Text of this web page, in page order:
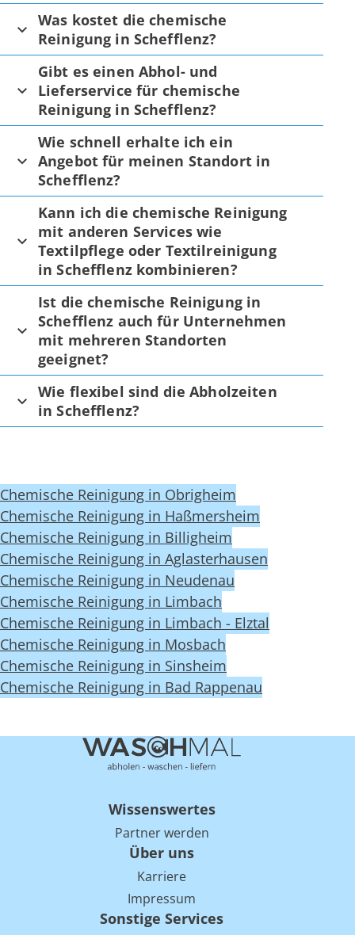
Was kostet die chemische
Reinigung in Schefflenz?
Gibt es einen Abhol- und
Lieferservice für chemische
Reinigung in Schefflenz?
Wie schnell erhalte ich ein
Angebot für meinen Standort in
Schefflenz?
Kann ich die chemische Reinigung
mit anderen Services wie
Textilpflege oder Textilreinigung
in Schefflenz kombinieren?
Ist die chemische Reinigung in
Schefflenz auch für Unternehmen
mit mehreren Standorten
geeignet?
Wie flexibel sind die Abholzeiten
in Schefflenz?
Chemische Reinigung in Obrigheim
Chemische Reinigung in Haßmersheim
Chemische Reinigung in Billigheim
Chemische Reinigung in Aglasterhausen
Chemische Reinigung in Neudenau
Chemische Reinigung in Limbach
Chemische Reinigung in Limbach - Elztal
Chemische Reinigung in Mosbach
Chemische Reinigung in Sinsheim
Chemische Reinigung in Bad Rappenau
Wissenswertes
Partner werden
Über uns
Karriere
Impressum
Sonstige Services